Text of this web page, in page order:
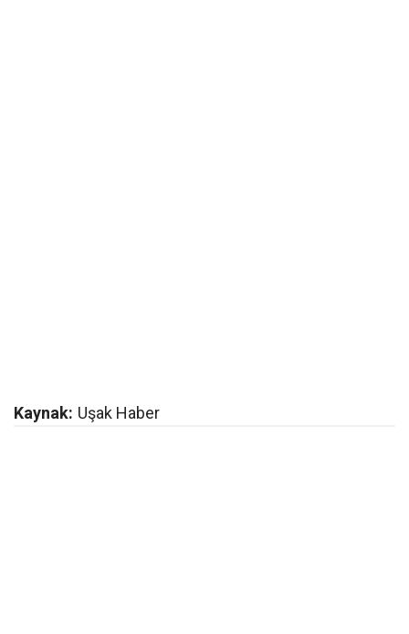
Kaynak: Uşak Haber